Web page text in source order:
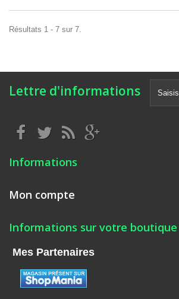
Résultats 1 - 7 sur 7.
Lettre d'informations
Informations
Mon compte
Informations sur votre boutique
Mes Partenaires